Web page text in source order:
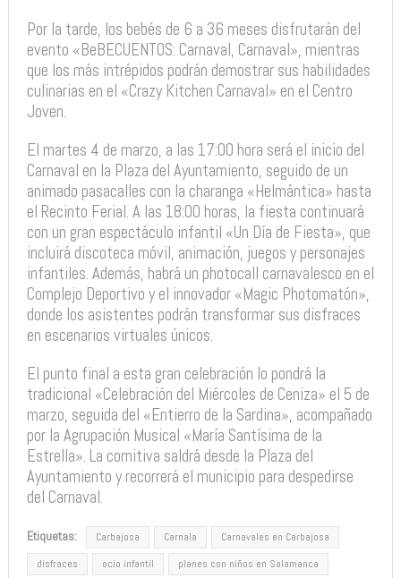
Por la tarde, los bebés de 6 a 36 meses disfrutarán del
evento «BeBECUENTOS: Carnaval, Carnaval», mientras
que los más intrépidos podrán demostrar sus habilidades
culinarias en el «Crazy Kitchen Carnaval» en el Centro
Joven.
El martes 4 de marzo, a las 17:00 hora será el inicio del
Carnaval en la Plaza del Ayuntamiento, seguido de un
animado pasacalles con la charanga «Helmántica» hasta
el Recinto Ferial. A las 18:00 horas, la fiesta continuará
con un gran espectáculo infantil «Un Día de Fiesta», que
incluirá discoteca móvil, animación, juegos y personajes
infantiles. Además, habrá un photocall carnavalesco en el
Complejo Deportivo y el innovador «Magic Photomatón»,
donde los asistentes podrán transformar sus disfraces
en escenarios virtuales únicos.
El punto final a esta gran celebración lo pondrá la
tradicional «Celebración del Miércoles de Ceniza» el 5 de
marzo, seguida del «Entierro de la Sardina», acompañado
por la Agrupación Musical «María Santísima de la
Estrella». La comitiva saldrá desde la Plaza del
Ayuntamiento y recorrerá el municipio para despedirse
del Carnaval.
Etiquetas: Carbajosa Carnala
Carnavales en Carbajosa
disfraces
ocio infantil
planes con niños en Salamanca